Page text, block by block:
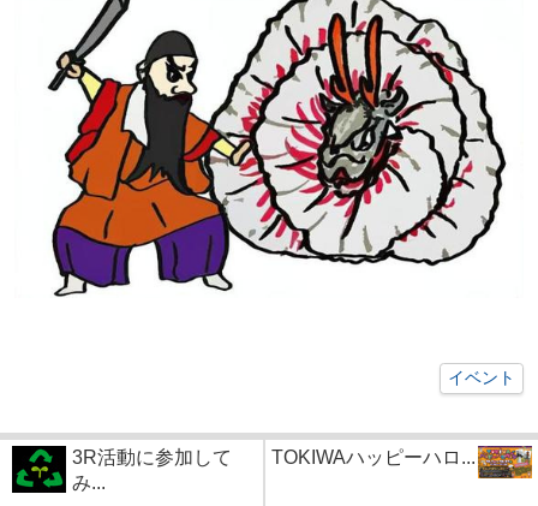
イベント
3R活動に参加して
み...
TOKIWAハッピーハロ...